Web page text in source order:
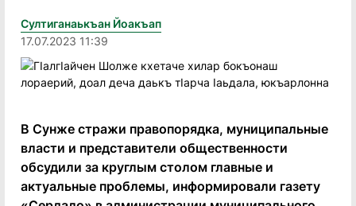
Султиганаькъан Йоакъап
17.07.2023 11:39
В Сунже стражи правопорядка, муниципальные
власти и представители общественности
обсудили за круглым столом главные и
актуальные проблемы, информировали газету